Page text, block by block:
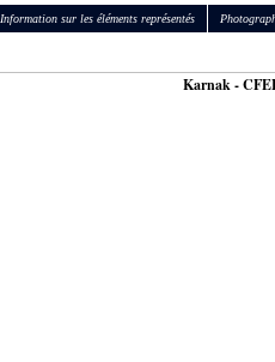
Information sur les éléments représentés